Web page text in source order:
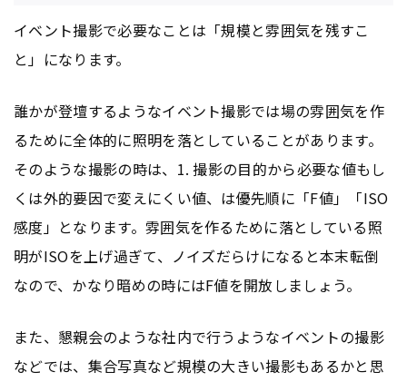
イベント撮影で必要なことは「規模と雰囲気を残すこ
と」になります。
誰かが登壇するようなイベント撮影では場の雰囲気を作
るために全体的に照明を落としていることがあります。
そのような撮影の時は、1. 撮影の目的から必要な値もし
くは外的要因で変えにくい値、は優先順に「F値」「ISO
感度」となります。雰囲気を作るために落としている照
明がISOを上げ過ぎて、ノイズだらけになると本末転倒
なので、かなり暗めの時にはF値を開放しましょう。
また、懇親会のような社内で行うようなイベントの撮影
などでは、集合写真など規模の大きい撮影もあるかと思